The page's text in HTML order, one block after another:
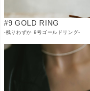
#9 GOLD RING
-残りわずか 9号ゴールドリング-